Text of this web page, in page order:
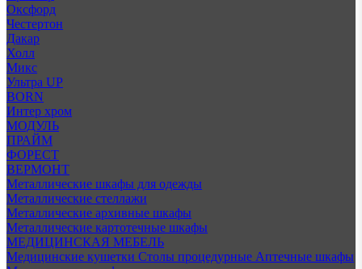
Оксфорд
Честертон
Дакар
Холл
Микс
Ультра UP
BORN
Интер хром
МОДУЛЬ
ПРАЙМ
ФОРЕСТ
ВЕРМОНТ
Металлические шкафы для одежды
Металлические стеллажи
Металлические архивные шкафы
Металлические картотечные шкафы
МЕДИЦИНСКАЯ МЕБЕЛЬ
Медицинские кушетки Столы процедурные Аптечные шкафы